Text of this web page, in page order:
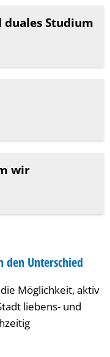
Studium
wir
den Unterschied
Möglichkeit, aktiv
liebens- und